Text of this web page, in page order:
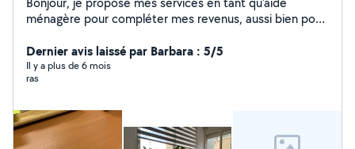
ménagère pour compléter mes revenus, aussi bien pour
milieu médical je suis très rigoureuse et soignée.
N'hésitez pas à me contacter!
Dernier avis laissé par Barbara : 5/5
Il y a plus de 6 mois
ras